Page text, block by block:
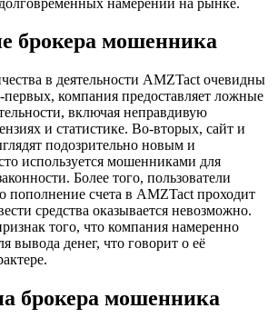
брокера мошенника
в деятельности AMZTact очевидны
компания предоставляет ложные
включая неправдивую
и статистике. Во-вторых, сайт и
подозрительно новым и
используется мошенниками для
Более того, пользователи
пополнение счета в AMZTact проходит
средства оказывается невозможно.
того, что компания намеренно
вывода денег, что говорит о её
брокера мошенника